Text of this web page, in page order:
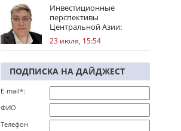
Инвестиционные
перспективы
Центральной Азии:
региональные тренды
23 июля, 15:54
ПОДПИСКА НА ДАЙДЖЕСТ
E-mail*:
ФИО
Телефон